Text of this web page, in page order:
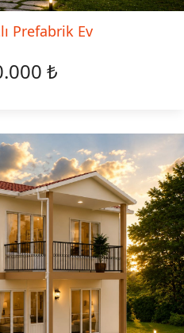
Prefabrik Ev
₺